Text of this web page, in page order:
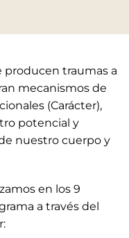
producen traumas a
mecanismos de
(Carácter),
potencial y
nuestro cuerpo y
en los 9
a través del